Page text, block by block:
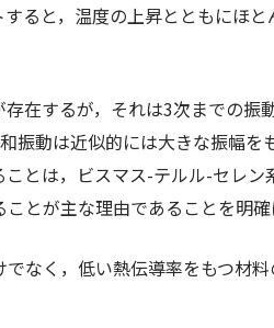
ると，温度の上昇とともにほ
在するが，それは3次までの振
振動は近似的には大きな振幅を
とは，ビスマス-テルル-セレ
とが主な理由であることを明確
なく，低い熱伝導率をもつ材